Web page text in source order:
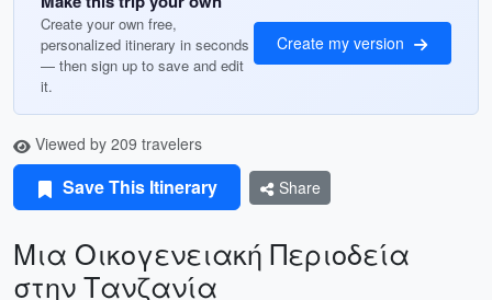
Create your own free,
personalized itinerary in seconds
— then sign up to save and edit
it.
Create my version
Viewed by 209 travelers
Save This Itinerary Share
Μια Οικογενειακή Περιοδεία
στην Τανζανία